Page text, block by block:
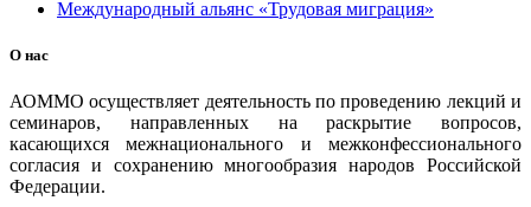
Международный альянс «Трудовая миграция»
О нас
АОММО осуществляет деятельность по проведению лекций и
семинаров, направленных на раскрытие вопросов,
касающихся межнационального и межконфессионального
согласия и сохранению многообразия народов Российской
Федерации.